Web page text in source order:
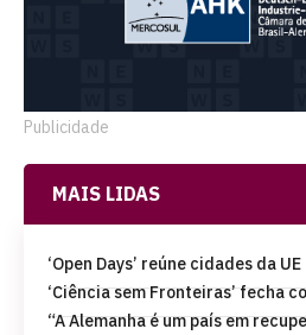
Publicidade
MAIS LIDAS
‘Open Days’ reúne cidades da
‘Ciência sem Fronteiras’ fecha
“A Alemanha é um país em